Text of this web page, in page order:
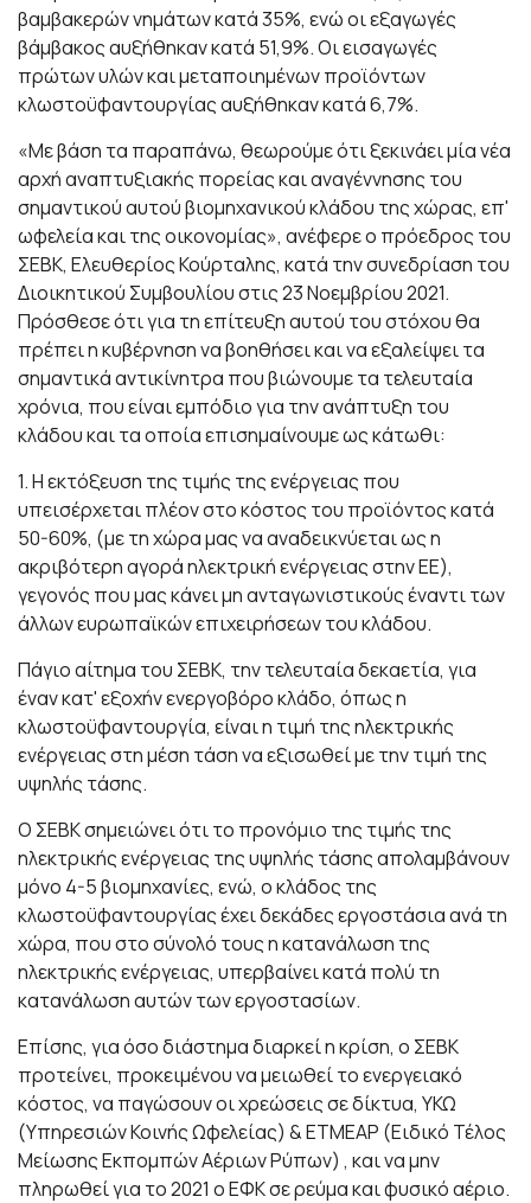
βαμβακερών νημάτων κατά 35%, ενώ οι εξαγωγές
βάμβακος αυξήθηκαν κατά 51,9%. Οι εισαγωγές
πρώτων υλών και μεταποιημένων προϊόντων
κλωστοϋφαντουργίας αυξήθηκαν κατά 6,7%.
«Με βάση τα παραπάνω, θεωρούμε ότι ξεκινάει μία νέα
αρχή αναπτυξιακής πορείας και αναγέννησης του
σημαντικού αυτού βιομηχανικού κλάδου της χώρας, επ'
ωφελεία και της οικονομίας», ανέφερε ο πρόεδρος του
ΣΕΒΚ, Ελευθερίος Κούρταλης, κατά την συνεδρίαση του
Διοικητικού Συμβουλίου στις 23 Νοεμβρίου 2021.
Πρόσθεσε ότι για τη επίτευξη αυτού του στόχου θα
πρέπει η κυβέρνηση να βοηθήσει και να εξαλείψει τα
σημαντικά αντικίνητρα που βιώνουμε τα τελευταία
χρόνια, που είναι εμπόδιο για την ανάπτυξη του
κλάδου και τα οποία επισημαίνουμε ως κάτωθι:
1. Η εκτόξευση της τιμής της ενέργειας που
υπεισέρχεται πλέον στο κόστος του προϊόντος κατά
50-60%, (με τη χώρα μας να αναδεικνύεται ως η
ακριβότερη αγορά ηλεκτρική ενέργειας στην ΕΕ),
γεγονός που μας κάνει μη ανταγωνιστικούς έναντι των
άλλων ευρωπαϊκών επιχειρήσεων του κλάδου.
Πάγιο αίτημα του ΣΕΒΚ, την τελευταία δεκαετία, για
έναν κατ' εξοχήν ενεργοβόρο κλάδο, όπως η
κλωστοϋφαντουργία, είναι η τιμή της ηλεκτρικής
ενέργειας στη μέση τάση να εξισωθεί με την τιμή της
υψηλής τάσης.
Ο ΣΕΒΚ σημειώνει ότι το προνόμιο της τιμής της
ηλεκτρικής ενέργειας της υψηλής τάσης απολαμβάνουν
μόνο 4-5 βιομηχανίες, ενώ, ο κλάδος της
κλωστοϋφαντουργίας έχει δεκάδες εργοστάσια ανά τη
χώρα, που στο σύνολό τους η κατανάλωση της
ηλεκτρικής ενέργειας, υπερβαίνει κατά πολύ τη
κατανάλωση αυτών των εργοστασίων.
Επίσης, για όσο διάστημα διαρκεί η κρίση, ο ΣΕΒΚ
προτείνει, προκειμένου να μειωθεί το ενεργειακό
κόστος, να παγώσουν οι χρεώσεις σε δίκτυα, ΥΚΩ
(Υπηρεσιών Κοινής Ωφελείας) & ΕΤΜΕΑΡ (Ειδικό Τέλος
Μείωσης Εκπομπών Αέριων Ρύπων) , και να μην
πληρωθεί για το 2021 ο ΕΦΚ σε ρεύμα και φυσικό αέριο.